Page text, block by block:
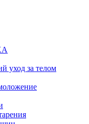
уход за телом